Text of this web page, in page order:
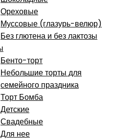
Ореховые
Муссовые (глазурь-велюр)
Без глютена и без лактозы
Бенто-торт
Небольшие торты для
семейного праздника
Торт Бомба
Детские
Свадебные
Для нее